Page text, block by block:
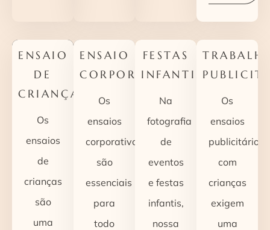
ENSAIO
DE
CRIANÇAS
Os
ensaios
de
crianças
são
uma
ENSAIO
CORPORATIVO
Os
ensaios
corporativos
são
essenciais
para
todo
FESTAS
INFANTIS
Na
fotografia
de
eventos
e festas
infantis,
nossa
Os
ensaios
publicitários
com
crianças
exigem
uma